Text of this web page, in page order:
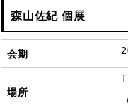
森山佐紀 個展
会期
場所